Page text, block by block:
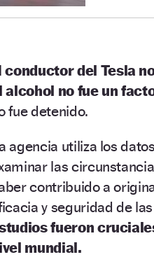
conductor del Tesla
alcohol no fue un
fue detenido.
agencia utiliza los
las
contribuido a
y seguridad de
fueron
mundial.